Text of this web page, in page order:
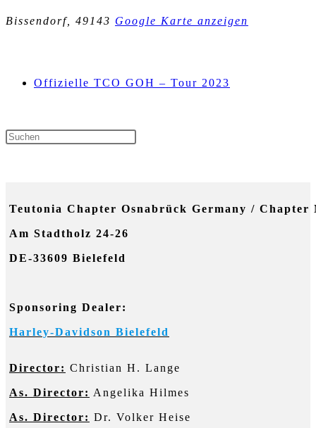
Bissendorf, 49143 Google Karte anzeigen
Offizielle TCO GOH – Tour 2023
close
Teutonia Chapter Osnabrück Germany / Chapter
Am Stadtholz 24-26
DE-33609 Bielefeld
Sponsoring Dealer:
Harley-Davidson Bielefeld
Director: Christian H. Lange
As. Director: Angelika Hilmes
As. Director: Dr. Volker Heise